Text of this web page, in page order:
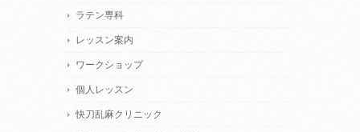
ラテン専科
レッスン案内
ワークショップ
個人レッスン
快刀乱麻クリニック